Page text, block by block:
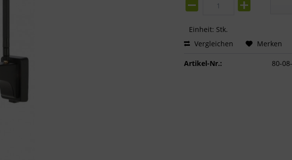
Einheit: Stk.
Vergleichen Merken
Artikel-Nr.: 80-